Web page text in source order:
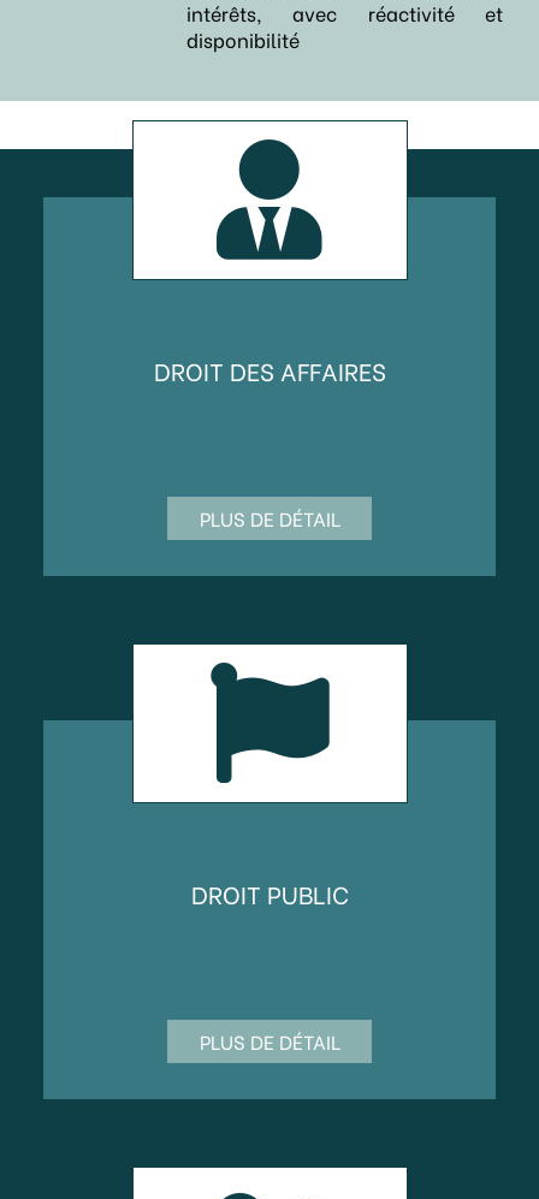
intérêts, avec réactivité et
disponibilité
DROIT DES AFFAIRES
PLUS DE DÉTAIL
DROIT PUBLIC
PLUS DE DÉTAIL